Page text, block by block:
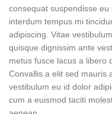
consequat suspendisse
interdum tempus mi
adipiscing. Vitae
quisque dignissim ante
metus fusce lacus a libero
Convallis a elit sed mauris
vestibulum eu id dolor
cum a euismod taciti